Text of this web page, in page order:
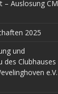
– Auslosung CM
2025
und
des Clubhauses
e.V.